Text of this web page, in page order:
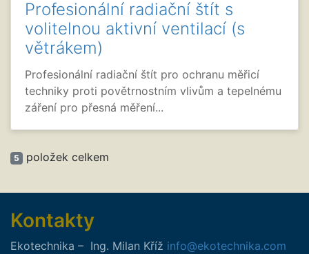
Profesionální radiační štít s
volitelnou aktivní ventilací (s
větrákem)
Profesionální radiační štít pro ochranu měřicí
techniky proti povětrnostním vlivům a tepelnému
záření pro přesná měření...
5 položek celkem
Kontakty
Ekotechnika – Ing. Milan Kříž info@ekotechnika.com